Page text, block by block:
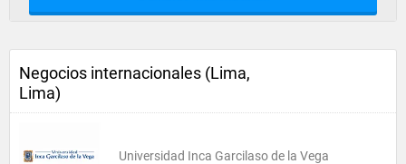
Negocios internacionales (Lima,
Lima)
Universidad Inca Garcilaso de la Vega